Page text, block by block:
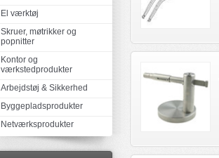
El værktøj
Skruer, møtrikker og
popnitter
Kontor og
værkstedprodukter
Arbejdstøj & Sikkerhed
Byggepladsprodukter
Netværksprodukter